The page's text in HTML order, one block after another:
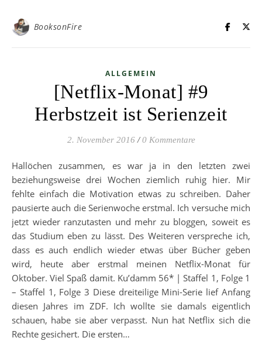
BooksonFire
ALLGEMEIN
[Netflix-Monat] #9
Herbstzeit ist Serienzeit
2. November 2016 / 0 Kommentare
Hallöchen zusammen, es war ja in den letzten zwei
beziehungsweise drei Wochen ziemlich ruhig hier. Mir
fehlte einfach die Motivation etwas zu schreiben. Daher
pausierte auch die Serienwoche erstmal. Ich versuche mich
jetzt wieder ranzutasten und mehr zu bloggen, soweit es
das Studium eben zu lässt. Des Weiteren verspreche ich,
dass es auch endlich wieder etwas über Bücher geben
wird, heute aber erstmal meinen Netflix-Monat für
Oktober. Viel Spaß damit. Ku’damm 56* | Staffel 1, Folge 1
– Staffel 1, Folge 3 Diese dreiteilige Mini-Serie lief Anfang
diesen Jahres im ZDF. Ich wollte sie damals eigentlich
schauen, habe sie aber verpasst. Nun hat Netflix sich die
Rechte gesichert. Die ersten…